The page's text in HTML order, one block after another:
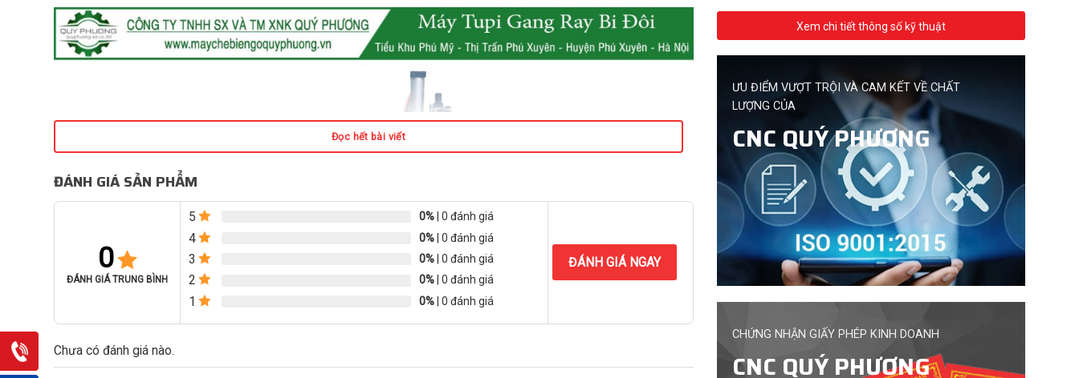
Đọc hết bài viết
ĐÁNH GIÁ SẢN PHẨM
0
ĐÁNH GIÁ TRUNG BÌNH
5 0%| 0 đánh giá
4 0%| 0 đánh giá
3 0%| 0 đánh giá
2 0%| 0 đánh giá
1 0%| 0 đánh giá
ĐÁNH GIÁ NGAY
Chưa có đánh giá nào.
Xem chi tiết thông số kỹ thuật
ƯU ĐIỂM VƯỢT TRỘI VÀ CAM KẾT VỀ CHẤT
LƯỢNG CỦA
CNC QUÝ PHƯƠNG
CHỨNG NHẬN GIẤY PHÉP KINH DOANH
CNC QUÝ PHƯƠNG